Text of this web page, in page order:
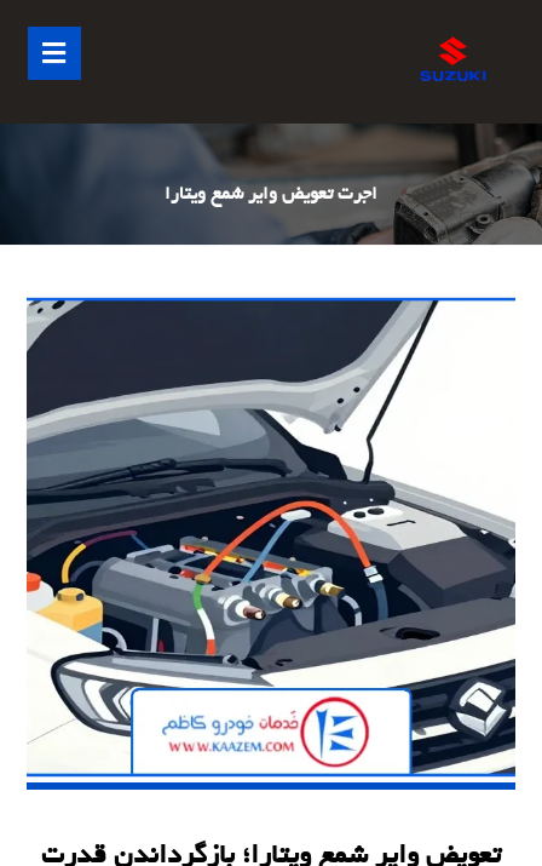
اجرت تعویض وایر شمع ویتارا
تعویض وایر شمع ویتارا؛ بازگرداندن قدرت